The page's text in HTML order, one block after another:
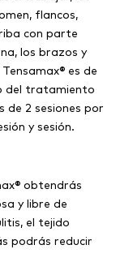
flancos,
con parte
los brazos y
es de
del tratamiento
de 2 sesiones por
y sesión.
obtendrás
y libre de
el tejido
podrás reducir